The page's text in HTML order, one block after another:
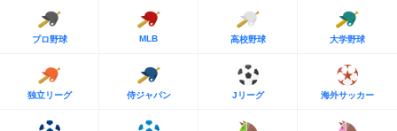
プロ野球 MLB 高校野球 大学野球
独立リーグ 侍ジャパン Jリーグ 海外サッカー